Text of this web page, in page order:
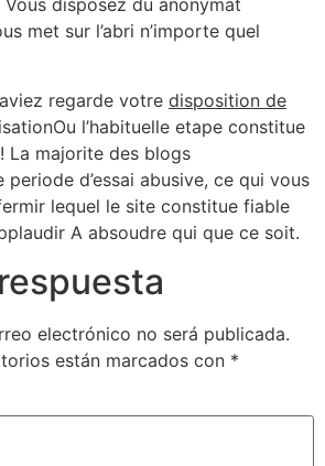
disposez du anonymat
met sur l’abri n’importe quel
regarde votre disposition de
l’habituelle etape constitue
La majorite des blogs
d’essai abusive, ce qui vous
lequel le site constitue fiable
A absoudre qui que ce soit.
electrónico no será publicada.
están marcados con *